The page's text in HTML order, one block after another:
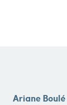
Ariane Boulé